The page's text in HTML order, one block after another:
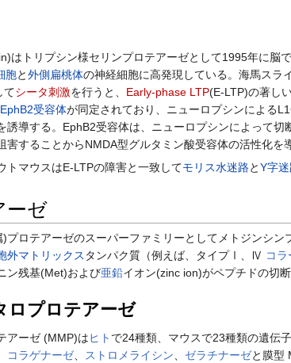
はトリプシン様セリンプロテアーゼとして1995年に脳
胞と外側扁桃体の神経細胞に高発現している。海馬スラ
てシータ刺激を行うと、 Early-phase LTP(E-LTP)の著し
EphB2受容体が同定されており、ニューロプシンによる
誘導する。EphB2受容体は、ニューロプシンによって
害することからNMDA型グルタミン酸受容体の活性化を
マウスはE-LTPの障害と一致してモリス水迷路とY字迷
ーゼ
ロテアーゼのスーパーファミリーとしてメトジンシン
外マトリックス タンパク質（例えば、タイプⅠ、Ⅳ コラ
ン残基(Met)および亜鉛イオン(zinc ion)がペプチドの切
ロプロテアーゼ
アーゼ (MMP)はヒト で24種類、マウスで23種類の遺伝
コラゲナーゼ、 ストロメライシン ゼラチナーゼと膜型